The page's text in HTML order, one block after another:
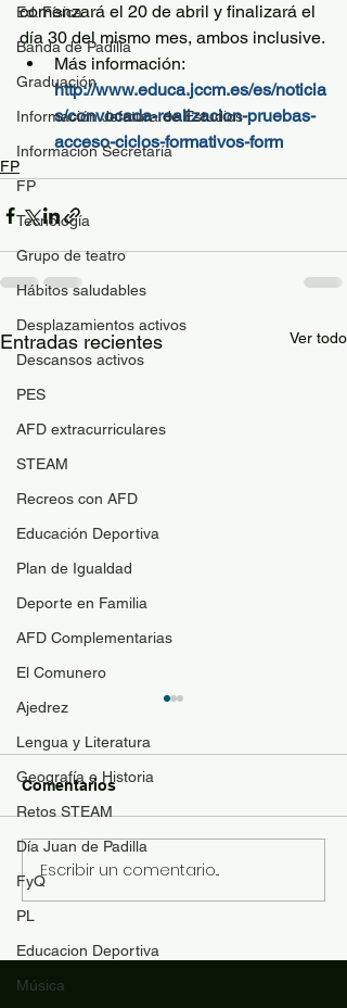
Ed. Física
Banda de Padilla
Graduación
Información Jefatura de Estudios
Información Secretaría
FP
Tecnología
Grupo de teatro
Hábitos saludables
Desplazamientos activos
Descansos activos
PES
AFD extracurriculares
STEAM
Recreos con AFD
Educación Deportiva
Plan de Igualdad
Deporte en Familia
AFD Complementarias
El Comunero
Ajedrez
Lengua y Literatura
Geografía e Historia
Retos STEAM
Día Juan de Padilla
FyQ
PL
Educacion Deportiva
Música
comenzará el 20 de abril y finalizará el
día 30 del mismo mes, ambos inclusive.
Más información:
http://www.educa.jccm.es/es/noticia
s/convocada-realizacion-pruebas-
acceso-ciclos-formativos-form
FP
Entradas recientes Ver todo
Convocatoria de
pruebas de acceso a
Comentarios
Escribir un comentario...